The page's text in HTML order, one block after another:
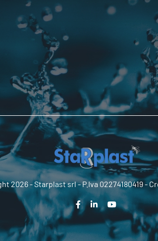
2026 -Starplast srl- P.Iva 02274180419 -